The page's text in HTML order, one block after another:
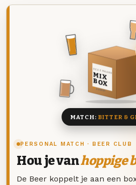
PERSONAL MATCH · BEER CLUB
Hou je vanhoppige
De Beer koppelt je aan een
DEZE MAAND
MIX
BOX
8 BIEREN
MATCH: BITTER &